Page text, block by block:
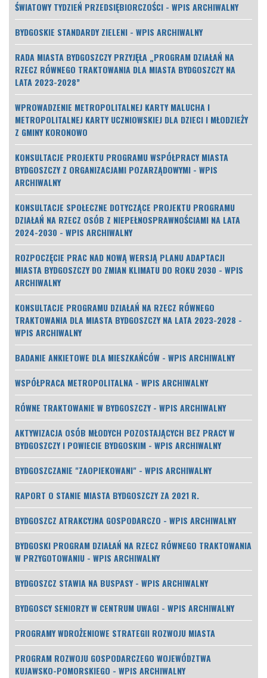
ŚWIATOWY TYDZIEŃ PRZEDSIĘBIORCZOŚCI - WPIS ARCHIWALNY
BYDGOSKIE STANDARDY ZIELENI - WPIS ARCHIWALNY
RADA MIASTA BYDGOSZCZY PRZYJĘŁA „PROGRAM DZIAŁAŃ NA
RZECZ RÓWNEGO TRAKTOWANIA DLA MIASTA BYDGOSZCZY NA
LATA 2023-2028”
WPROWADZENIE METROPOLITALNEJ KARTY MALUCHA I
METROPOLITALNEJ KARTY UCZNIOWSKIEJ DLA DZIECI I MŁODZIEŻY
Z GMINY KORONOWO
KONSULTACJE PROJEKTU PROGRAMU WSPÓŁPRACY MIASTA
BYDGOSZCZY Z ORGANIZACJAMI POZARZĄDOWYMI - WPIS
ARCHIWALNY
KONSULTACJE SPOŁECZNE DOTYCZĄCE PROJEKTU PROGRAMU
DZIAŁAŃ NA RZECZ OSÓB Z NIEPEŁNOSPRAWNOŚCIAMI NA LATA
2024-2030 - WPIS ARCHIWALNY
ROZPOCZĘCIE PRAC NAD NOWĄ WERSJĄ PLANU ADAPTACJI
MIASTA BYDGOSZCZY DO ZMIAN KLIMATU DO ROKU 2030 - WPIS
ARCHIWALNY
KONSULTACJE PROGRAMU DZIAŁAŃ NA RZECZ RÓWNEGO
TRAKTOWANIA DLA MIASTA BYDGOSZCZY NA LATA 2023-2028 -
WPIS ARCHIWALNY
BADANIE ANKIETOWE DLA MIESZKAŃCÓW - WPIS ARCHIWALNY
WSPÓŁPRACA METROPOLITALNA - WPIS ARCHIWALNY
RÓWNE TRAKTOWANIE W BYDGOSZCZY - WPIS ARCHIWALNY
AKTYWIZACJA OSÓB MŁODYCH POZOSTAJĄCYCH BEZ PRACY W
BYDGOSZCZY I POWIECIE BYDGOSKIM - WPIS ARCHIWALNY
BYDGOSZCZANIE "ZAOPIEKOWANI" - WPIS ARCHIWALNY
RAPORT O STANIE MIASTA BYDGOSZCZY ZA 2021 R.
BYDGOSZCZ ATRAKCYJNA GOSPODARCZO - WPIS ARCHIWALNY
BYDGOSKI PROGRAM DZIAŁAŃ NA RZECZ RÓWNEGO TRAKTOWANIA
W PRZYGOTOWANIU - WPIS ARCHIWALNY
BYDGOSZCZ STAWIA NA BUSPASY - WPIS ARCHIWALNY
BYDGOSCY SENIORZY W CENTRUM UWAGI - WPIS ARCHIWALNY
PROGRAMY WDROŻENIOWE STRATEGII ROZWOJU MIASTA
PROGRAM ROZWOJU GOSPODARCZEGO WOJEWÓDZTWA
KUJAWSKO-POMORSKIEGO - WPIS ARCHIWALNY